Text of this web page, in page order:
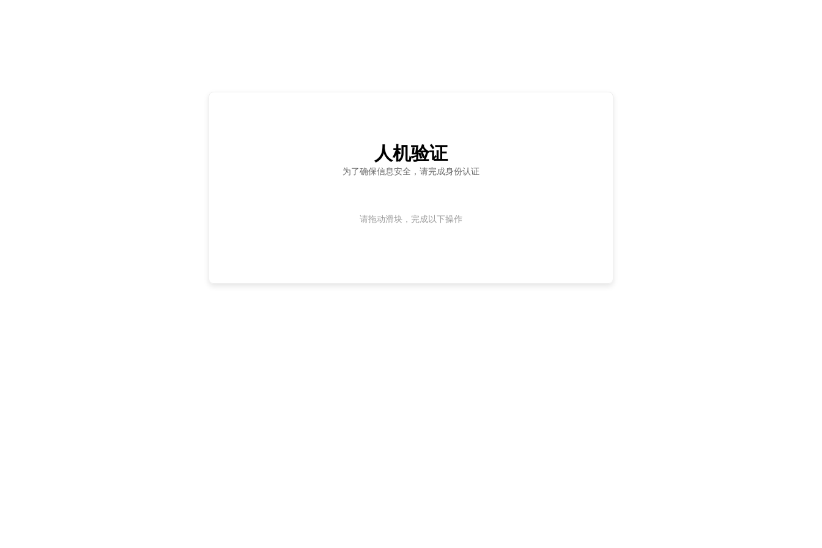
人机验证
为了确保信息安全，请完成身份认证
请拖动滑块，完成以下操作